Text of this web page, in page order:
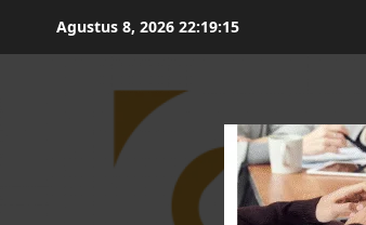
Agustus 8, 2026 22:19:16